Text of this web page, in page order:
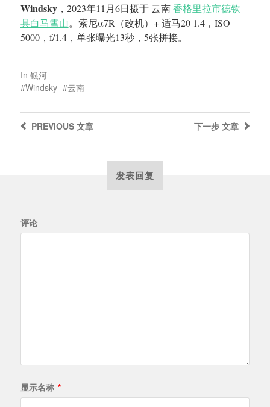
Windsky，2023年11月6日摄于 云南香格里拉市德钦
县白马雪山。索尼α7R（改机）+ 适马20 1.4，ISO
5000，f/1.4，单张曝光13秒，5张拼接。
In 银河
Windsky
云南
下一步 文章
PREVIOUS文章
发表回复
评论
显示名称 *